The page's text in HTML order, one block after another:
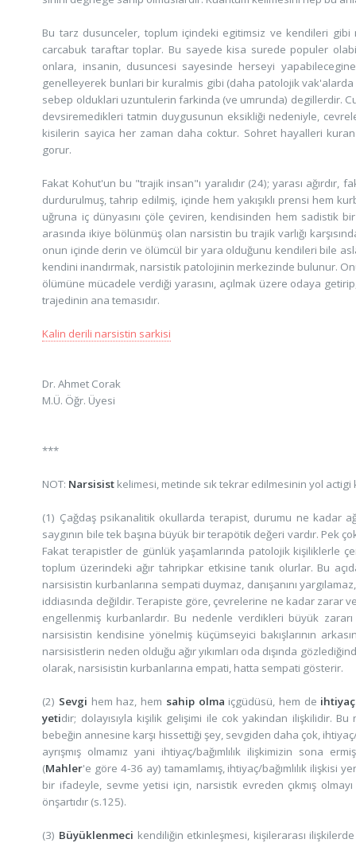
Bu tarz dusunceler, toplum içindeki egitimsiz ve kendileri
carcabuk taraftar toplar. Bu sayede kisa surede populer
onlara, insanin, dusuncesi sayesinde herseyi
genelleyerek bunlari bir kuralmis gibi (daha patolojik
sebep olduklari uzuntulerin farkinda (ve umrunda) degillerdir.
devsiremedikleri tatmin duygusunun eksikliği nedeniyle,
kisilerin sayica her zaman daha coktur. Sohret hayalleri
gorur.
Fakat Kohut'un bu "trajik insan"ı yaralıdır (24); yarası ağırdır,
durdurulmuş, tahrip edilmiş, içinde hem yakışıklı prensi hem
uğruna iç dünyasını çöle çeviren, kendisinden hem sadistik
arasında ikiye bölünmüş olan narsistin bu trajik varlığı
onun içinde derin ve ölümcül bir yara olduğunu kendileri bile
kendini inandırmak, narsistik patolojinin merkezinde bulunur.
ölümüne mücadele verdiği yarasını, açılmak üzere odaya
trajedinin ana temasıdır.
Kalin derili narsistin sarkisi
Dr. Ahmet Corak
M.Ü. Öğr. Üyesi
***
NOT: Narsisist kelimesi, metinde sık tekrar edilmesinin yol
(1) Çağdaş psikanalitik okullarda terapist, durumu ne kadar
saygının bile tek başına büyük bir terapötik değeri vardır. Pek
Fakat terapistler de günlük yaşamlarında patolojik kişiliklerle
toplum üzerindeki ağır tahripkar etkisine tanık olurlar. Bu
narsisistin kurbanlarına sempati duymaz, danışanını
iddiasında değildir. Terapiste göre, çevrelerine ne kadar zarar
engellenmiş kurbanlardır. Bu nedenle verdikleri büyük
narsisistin kendisine yönelmiş küçümseyici bakışlarının
narsisistlerin neden olduğu ağır yıkımları oda dışında
olarak, narsisistin kurbanlarına empati, hatta sempati gösterir.
(2) Sevgi hem haz, hem sahip olma içgüdüsü, hem de
yetidir; dolayısıyla kişilik gelişimi ile cok yakindan ilişkilidir.
bebeğin annesine karşı hissettiği şey, sevgiden daha çok,
ayrışmış olmamız yani ihtiyaç/bağımlılık ilişkimizin sona
(Mahler'e göre 4-36 ay) tamamlamış, ihtiyaç/bağımlılık
bir ifadeyle, sevme yetisi için, narsistik evreden çıkmış
önşartıdır (s.125).
(3) Büyüklenmeci kendiliğin etkinleşmesi, kişilerarası